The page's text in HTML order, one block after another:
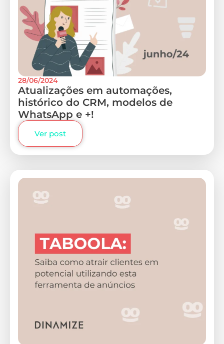
28/06/2024
Atualizações em automações,
histórico do CRM, modelos de
WhatsApp e +!
Ver post